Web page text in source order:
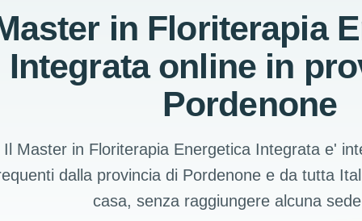
in Floriterapia
Integrata online in
Pordenone
Il Master in Floriterapia Energetica Integrata e'
dalla provincia di Pordenone e da tutta
casa, senza raggiungere alcuna